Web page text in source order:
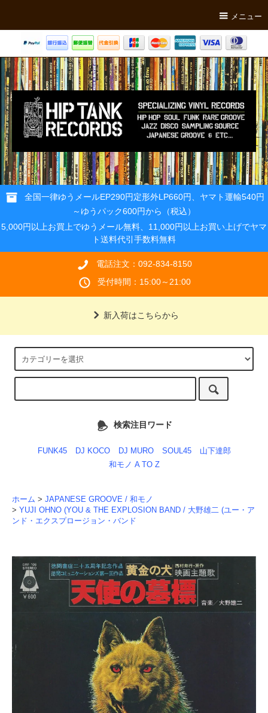
メニュー
全国一律ゆうメールEP290円定形外LP660円、ヤマト運輸540円
～ゆうパック600円から（税込）
5,000円以上お買上でゆうメール無料、11,000円以上お買い上げでヤマ
ト送料代引手数料無料
電話注文：092-834-8150
受付時間：15:00～21:00
新入荷はこちらから
検索注目ワード
FUNK45 DJ KOCO DJ MURO SOUL45
山下達郎
和モノ A TO Z
ホーム > JAPANESE GROOVE / 和モノ
> YUJI OHNO (YOU & THE EXPLOSION BAND / 大野雄二 (ユー・ア
ンド・エクスプロージョン・バンド